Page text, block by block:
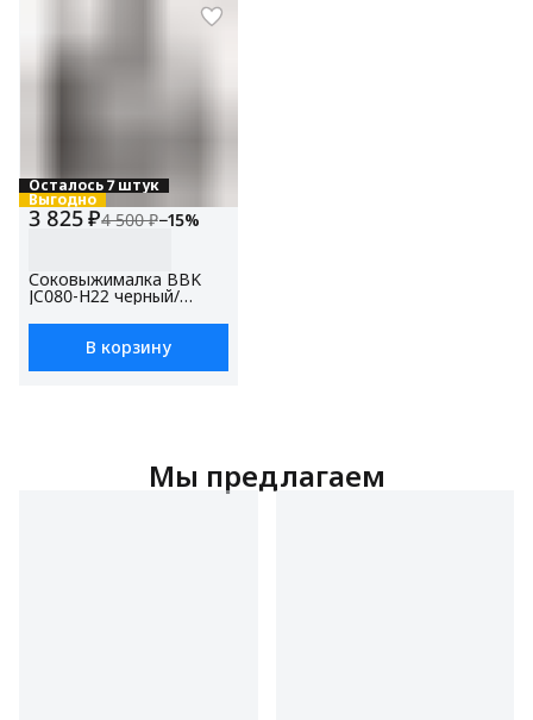
Осталось 7 штук
Выгодно
3 825 ₽4 500 ₽−15%
Соковыжималка BBK
JC080-H22 черный/
центробежная,
мощность 1000 Вт
В корзину
Мы предлагаем